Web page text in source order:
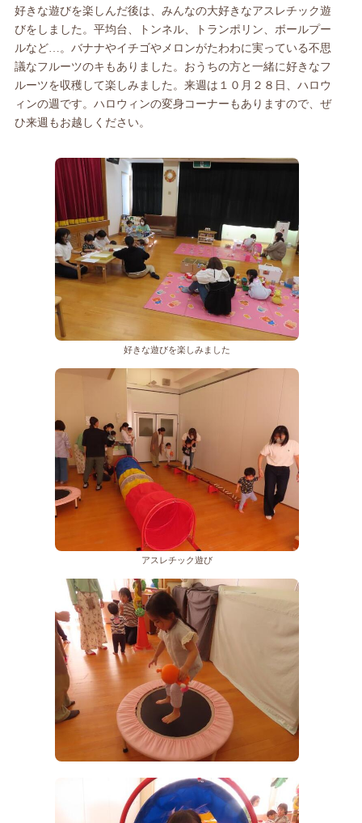
好きな遊びを楽しんだ後は、みんなの大好きなアスレチック遊
びをしました。平均台、トンネル、トランポリン、ボールプー
ルなど…。バナナやイチゴやメロンがたわわに実っている不思
議なフルーツのキもありました。おうちの方と一緒に好きなフ
ルーツを収穫して楽しみました。来週は１０月２８日、ハロウ
ィンの週です。ハロウィンの変身コーナーもありますので、ぜ
ひ来週もお越しください。
好きな遊びを楽しみました
アスレチック遊び